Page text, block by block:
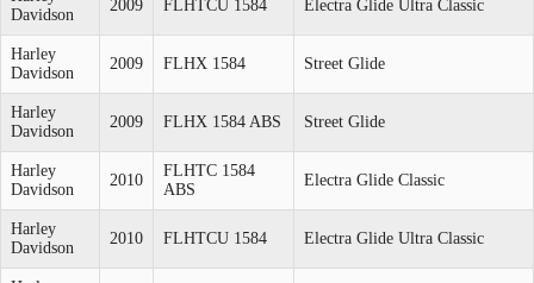
Davidson
2009 FLHTCU 1584 Electra Glide Ultra Classic
Harley
Davidson
2009 FLHX 1584 Street Glide
Harley
Davidson
2009 FLHX 1584 ABS Street Glide
Harley
Davidson
2010
FLHTC 1584
ABS
Electra Glide Classic
Harley
Davidson
2010 FLHTCU 1584 Electra Glide Ultra Classic